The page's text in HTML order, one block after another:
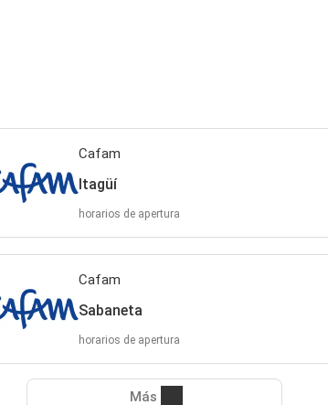
Cafam
Itagüí
horarios de apertura
Cafam
Sabaneta
horarios de apertura
Más